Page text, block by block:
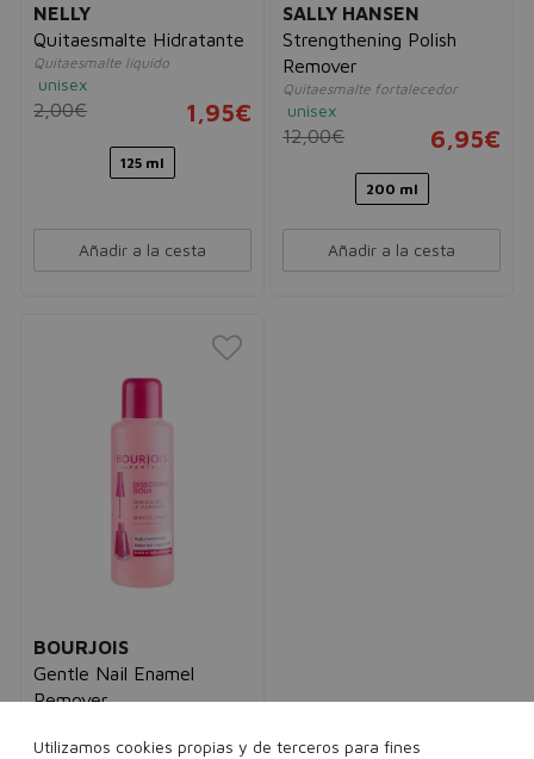
NELLY
Quitaesmalte Hidratante
Quitaesmalte líquido
unisex
2,00€ 1,95€
125 ml
Añadir a la cesta
SALLY HANSEN
Strengthening Polish
Remover
Quitaesmalte fortalecedor
unisex
12,00€ 6,95€
200 ml
Añadir a la cesta
BOURJOIS
Gentle Nail Enamel
Remover
unisex
Utilizamos cookies propias y de terceros para fines